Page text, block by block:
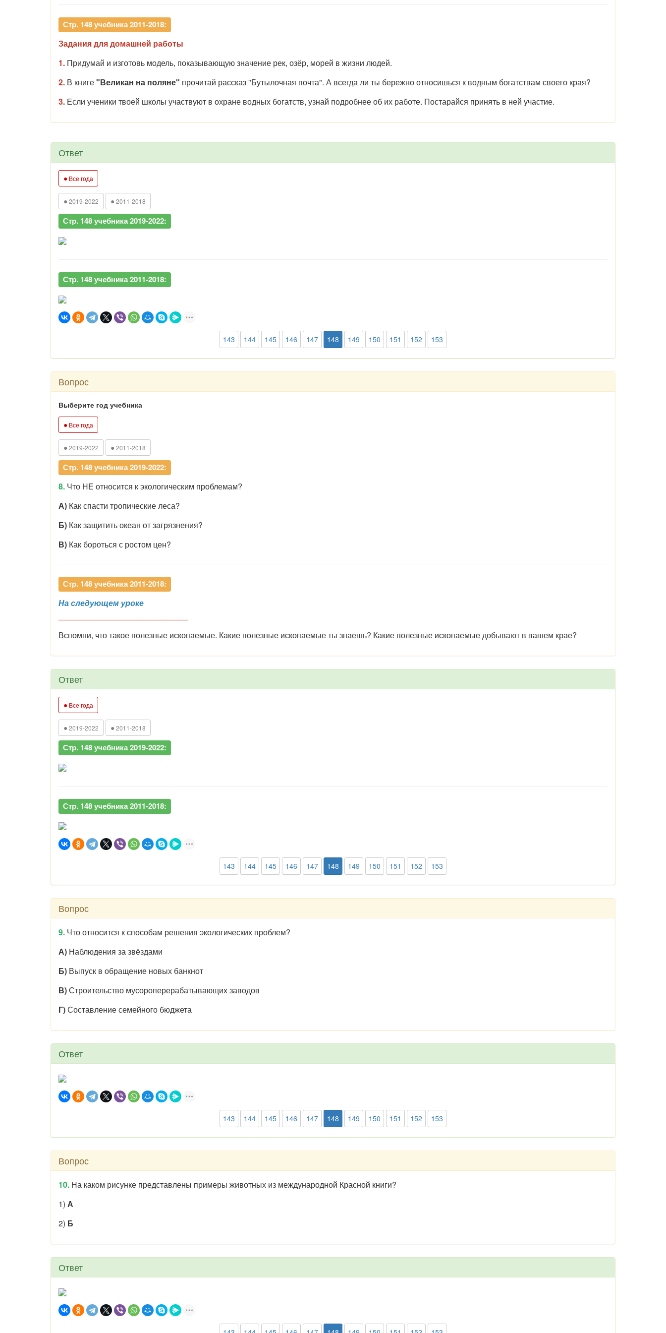
Стр. 148 учебника 2011-2018:
Задания для домашней работы
1. Придумай и изготовь модель, показывающую значение рек, озёр, морей в жизни людей.
2. В книге"Великан на поляне" прочитай рассказ "Бутылочная почта". А всегда ли ты бережно относишься к водным богатствам своего края?
3. Если ученики твоей школы участвуют в охране водных богатств, узнай подробнее об их работе. Постарайся принять в ней участие.
Ответ
● Все года
● 2019-2022 ● 2011-2018
Стр. 148 учебника 2019-2022:
Стр. 148 учебника 2011-2018:
143 144 145 146 147 148 149 150 151 152 153
Вопрос
Выберите год учебника
● Все года
● 2019-2022 ● 2011-2018
Стр. 148 учебника 2019-2022:
8. Что НЕ относится к экологическим проблемам?
А) Как спасти тропические леса?
Б) Как защитить океан от загрязнения?
В) Как бороться с ростом цен?
Стр. 148 учебника 2011-2018:
На следующем уроке
Вспомни, что такое полезные ископаемые. Какие полезные ископаемые ты знаешь? Какие полезные ископаемые добывают в вашем крае?
Ответ
● Все года
● 2019-2022 ● 2011-2018
Стр. 148 учебника 2019-2022:
Стр. 148 учебника 2011-2018:
143 144 145 146 147 148 149 150 151 152 153
Вопрос
9. Что относится к способам решения экологических проблем?
А) Наблюдения за звёздами
Б) Выпуск в обращение новых банкнот
В)Строительство мусороперерабатывающих заводов
Г)Составление семейного бюджета
Ответ
143 144 145 146 147 148 149 150 151 152 153
Вопрос
10. На каком рисунке представлены примеры животных из международной Красной книги?
1) А
2) Б
Ответ